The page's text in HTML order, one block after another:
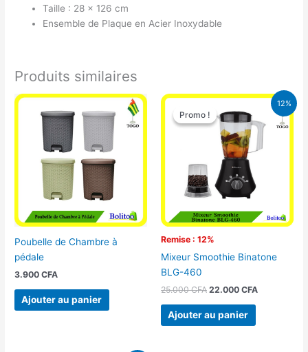
Taille : 28 x 126 cm
Ensemble de Plaque en Acier Inoxydable
Produits similaires
Poubelle de Chambre à
pédale
3.900CFA
Ajouter au panier
12%
Promo !
Remise : 12%
Promo !
Mixeur Smoothie Binatone
BLG-460
25.000CFA
Le
prix
initial
était :
25.000 CFA.
22.000 CFA
Le
prix
actuel
est :
Ajouter au panier